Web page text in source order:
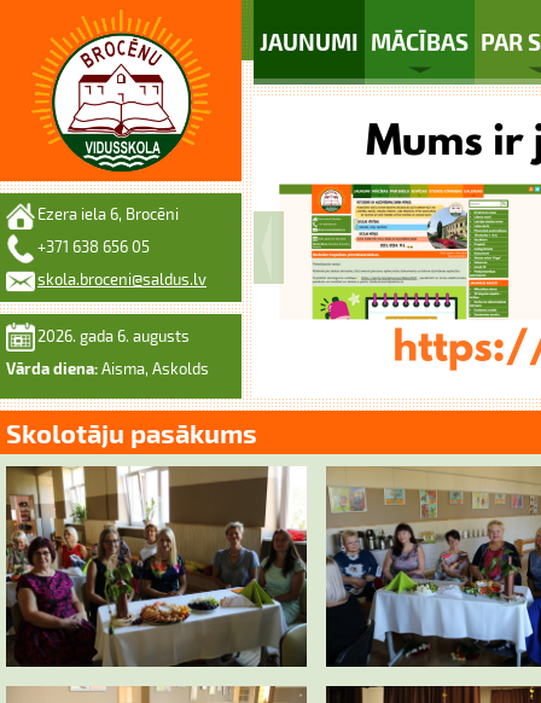
JAUNUMI MĀCĪBAS PAR
Ezera iela 6, Brocēni
+371 638 656 05
skola.broceni@saldus.lv
2026. gada 6. augusts
Vārda diena: Aisma, Askolds
Skolotāju pasākums